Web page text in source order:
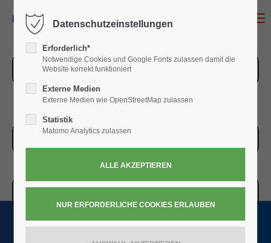
ZUR ÜBERSICHT
Datenschutzeinstellungen
Erforderlich*
Notwendige Cookies und Google Fonts zulassen damit die
Website korrekt funktioniert
Externe Medien
Externe Medien wie OpenStreetMap zulassen
Statistik
Matomo Analytics zulassen